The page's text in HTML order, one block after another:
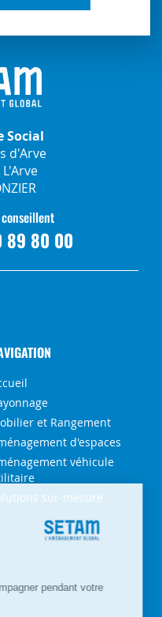
Social
d'Arve
89 80 00
et Rangement
d'espaces
véhicule
sur-mesure